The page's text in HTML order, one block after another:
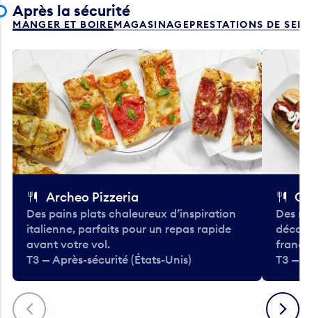
Après la sécurité
MANGER ET BOIREMAGASINAGEPRESTATIONS DE
Précédent
Archeo Pizzeria
Des pains plats chaleureux d’inspiration
italienne, parfaits pour un repas rapide
avant votre vol.
T3 — Après-sécurité (États-Unis)
Des
T3 —
Suivant